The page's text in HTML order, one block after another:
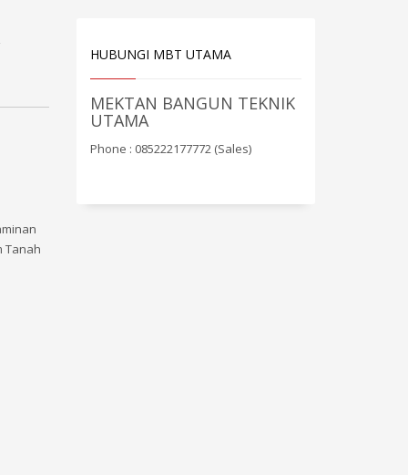
Tanah
HUBUNGI MBT UTAMA
MEKTAN BANGUN TEKNIK
UTAMA
Phone : 085222177772 (Sales)